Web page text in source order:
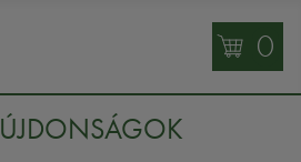
0
ÚJDONSÁGOK